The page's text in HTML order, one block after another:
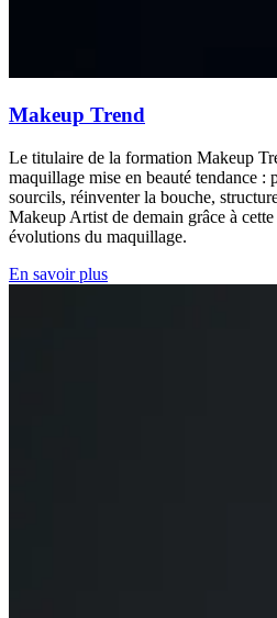
Makeup Trend
Le titulaire de la formation Makeup
maquillage mise en beauté tendance :
sourcils, réinventer la bouche,
Makeup Artist de demain grâce à
évolutions du maquillage.
En savoir plus